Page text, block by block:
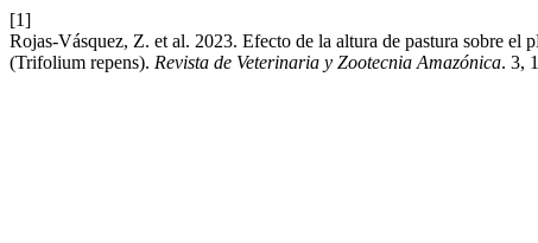
[1]
Rojas-Vásquez, Z. et al. 2023. Efecto de la altura de pastura sobre
(Trifolium repens). Revista de Veterinaria y Zootecnia Amazónica. 3,